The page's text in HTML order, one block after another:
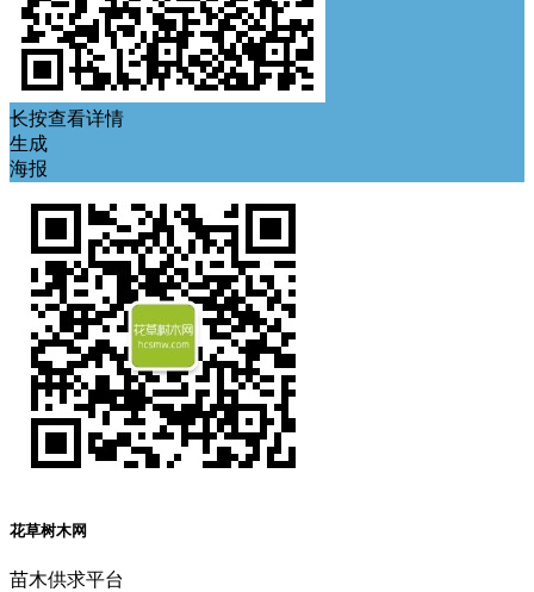
长按查看详情
生成
海报
花草树木网
苗木供求平台